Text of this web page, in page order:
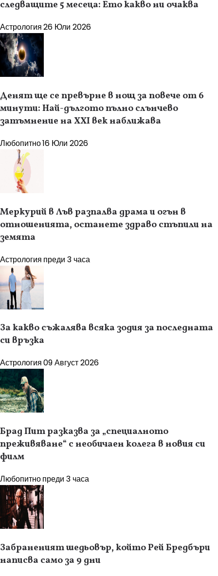
следващите 5 месеца: Ето какво ни очаква
Астрология26 Юли 2026
Денят ще се превърне в нощ за повече от 6
минути: Най-дългото пълно слънчево
затъмнение на XXI век наближава
Любопитно16 Юли 2026
Меркурий в Лъв разпалва драма и огън в
отношенията, останете здраво стъпили на
земята
Астрология преди 3 часа
За какво съжалява всяка зодия за последната
си връзка
Астрология09 Август 2026
Брад Пит разказва за „специалното
преживяване“ с необичаен колега в новия си
филм
Любопитнопреди 3 часа
Забраненият шедьовър, който Рей Бредбъри
написва само за 9 дни